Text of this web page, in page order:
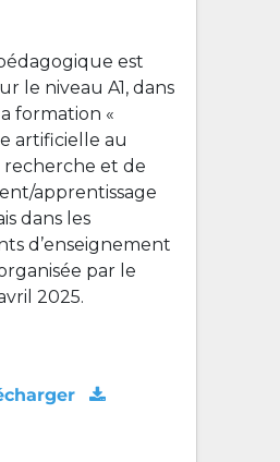
est
le niveau A1, dans
formation «
artificielle au
recherche et de
apprentissage
dans les
d’enseignement
par le
2025.